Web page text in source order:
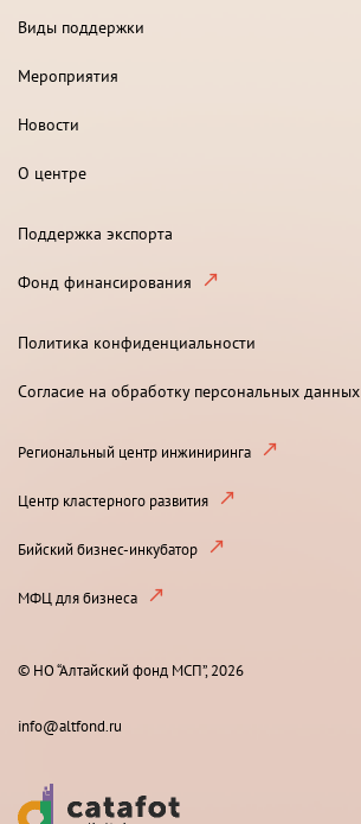
Виды поддержки
Мероприятия
Новости
О центре
Поддержка экспорта
Фонд финансирования
Политика конфиденциальности
Согласие на обработку персональных данных
Региональный центр инжиниринга
Центр кластерного развития
Бийский бизнес-инкубатор
МФЦ для бизнеса
© НО “Алтайский фонд МСП”, 2026
info@altfond.ru